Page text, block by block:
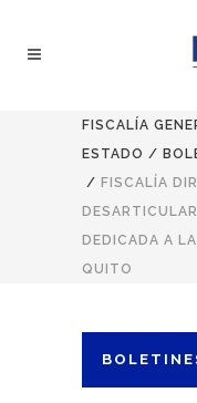
FISCALÍA
ESTADO /
/ FISCALÍA
DEDICADA A
QUITO